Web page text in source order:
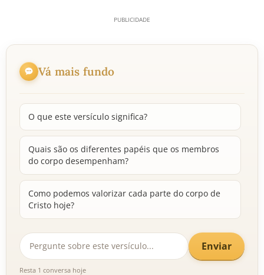
Vá mais fundo
O que este versículo significa?
Quais são os diferentes papéis que os membros
do corpo desempenham?
Como podemos valorizar cada parte do corpo de
Cristo hoje?
Enviar
Resta 1 conversa hoje